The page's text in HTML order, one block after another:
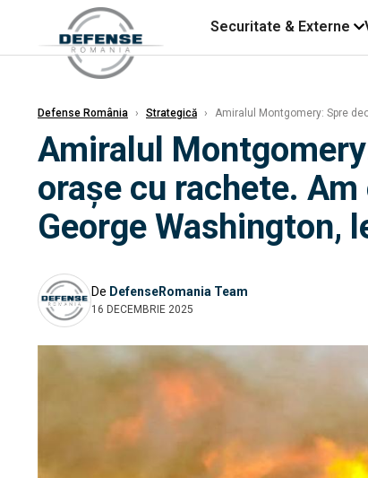
Securitate & Externe
Defense România › Strategică › Amiralul Montgomery: Spre
Amiralul
orașe cu rachete.
George Washington,
De DefenseRomania Team
16 DECEMBRIE 2025